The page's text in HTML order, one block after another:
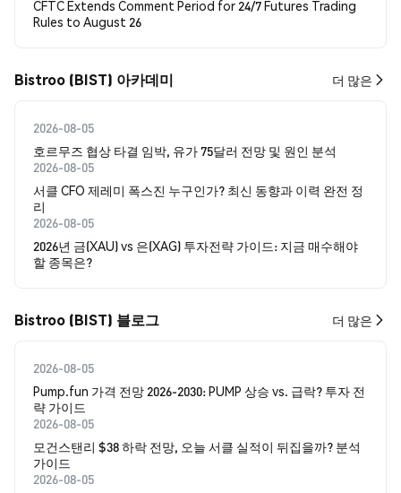
CFTC Extends Comment Period for 24/7 Futures Trading
Rules to August 26
Bistroo (BIST) 아카데미 더 많은
2026-08-05
호르무즈 협상 타결 임박, 유가 75달러 전망 및 원인 분석
2026-08-05
서클 CFO 제레미 폭스진 누구인가? 최신 동향과 이력 완전 정
리
2026-08-05
2026년 금(XAU) vs 은(XAG) 투자전략 가이드: 지금 매수해야
할 종목은?
Bistroo (BIST) 블로그 더 많은
2026-08-05
Pump.fun 가격 전망 2026-2030: PUMP 상승 vs. 급락? 투자 전
략 가이드
2026-08-05
모건스탠리 $38 하락 전망, 오늘 서클 실적이 뒤집을까? 분석
가이드
2026-08-05